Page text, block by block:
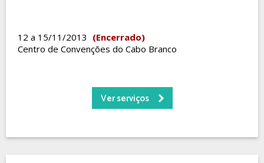
12 a 15/11/2013 (Encerrado)
Centro de Convenções do Cabo Branco
Ver serviços